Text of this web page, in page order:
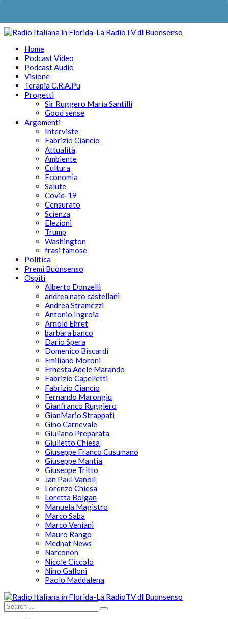
Home
Podcast Video
Podcast Audio
Visione
Terapia C.R.A.Pu
Progetti
Sir Ruggero Maria Santilli
Good sense
Argomenti
Interviste
Fabrizio Ciancio
Attualità
Ambiente
Cultura
Economia
Salute
Covid-19
Censurato
Scienza
Elezioni
Trump
Washington
frasi famose
Politica
Premi Buonsenso
Ospiti
Alberto Donzelli
andrea nato castellani
Andrea Stramezzi
Antonio Ingroia
Arnold Ehret
barbara banco
Dario Spera
Domenico Biscardi
Emiliano Moroni
Ernesta Adele Marando
Fabrizio Capelletti
Fabrizio Ciancio
Fernando Marongiu
Gianfranco Ruggiero
GianMario Strappati
Gino Carnevale
Giuliano Preparata
Giulietto Chiesa
Giuseppe Franco Cusumano
Giuseppe Mantia
Giuseppe Tritto
Jan Paul Vanoli
Lorenzo Chiesa
Loretta Bolgan
Manuela Magistro
Marco Saba
Marco Veniani
Mauro Rango
Mednat News
Narconon
Nicole Ciccolo
Nino Galloni
Paolo Maddalena